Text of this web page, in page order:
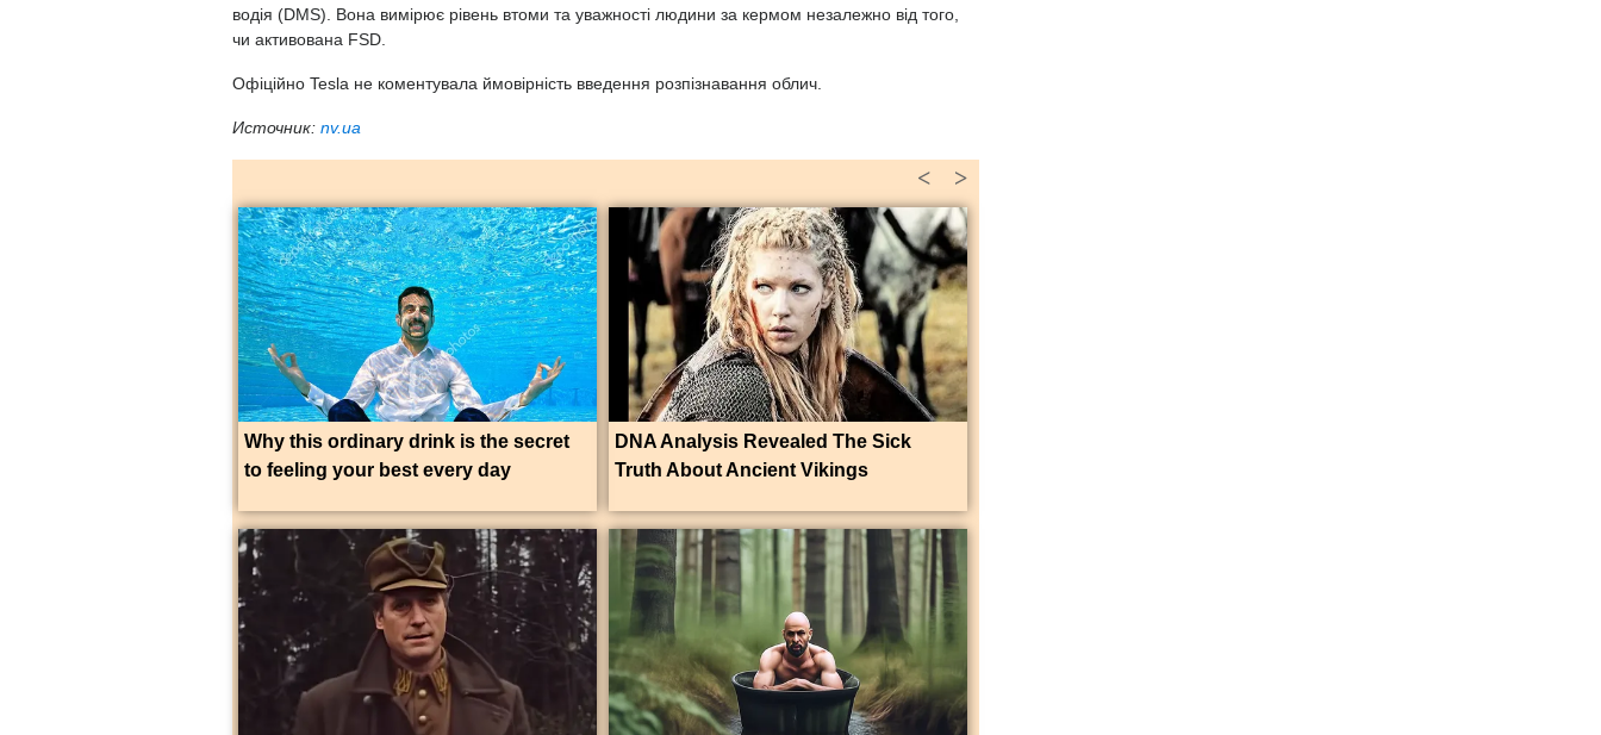
водія (DMS). Вона вимірює рівень втоми та уважності людини за кермом незалежно від того,
чи активована FSD.
Офіційно Tesla не коментувала ймовірність введення розпізнавання облич.
Источник: nv.ua
>
<
Why this ordinary drink is the secret
to feeling your best every day
DNA Analysis Revealed The Sick
Truth About Ancient Vikings